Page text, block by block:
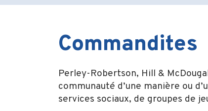
Commandites
Perley-Robertson, Hill &
communauté d’une manière ou
services sociaux, de groupes de